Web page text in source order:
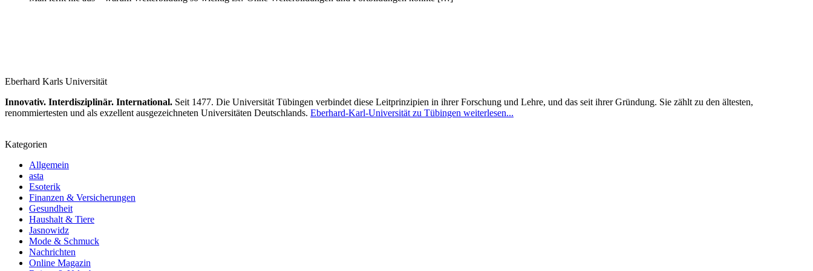
Eberhard Karls Universität
Innovativ. Interdisziplinär. International. Seit 1477. Die Universität Tübingen verbindet diese Leitprinzipien in ihrer Forschung und Lehre, und das seit ihrer Gründung. Sie zählt zu den ältesten,
renommiertesten und als exzellent ausgezeichneten Universitäten Deutschlands. Eberhard-Karl-Universität zu Tübingen weiterlesen...
Kategorien
Allgemein
asta
Esoterik
Finanzen & Versicherungen
Gesundheit
Haushalt & Tiere
Jasnowidz
Mode & Schmuck
Nachrichten
Online Magazin